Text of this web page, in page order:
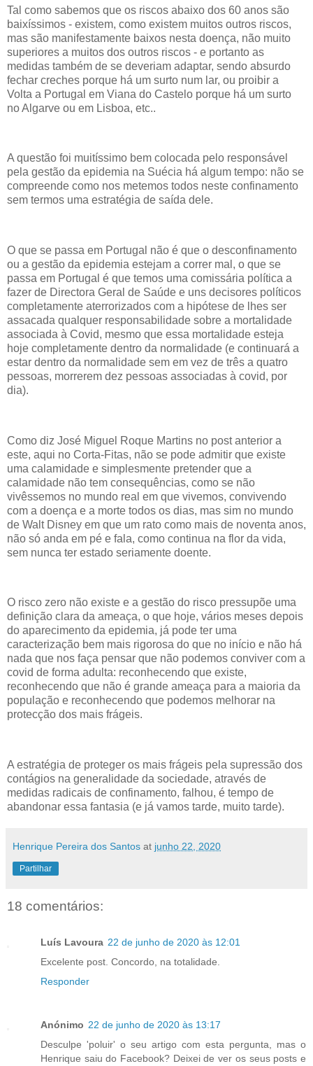
Tal como sabemos que os riscos abaixo dos 60 anos são
baixíssimos - existem, como existem muitos outros riscos,
mas são manifestamente baixos nesta doença, não muito
superiores a muitos dos outros riscos - e portanto as
medidas também de se deveriam adaptar, sendo absurdo
fechar creches porque há um surto num lar, ou proibir a
Volta a Portugal em Viana do Castelo porque há um surto
no Algarve ou em Lisboa, etc..
A questão foi muitíssimo bem colocada pelo responsável
pela gestão da epidemia na Suécia há algum tempo: não se
compreende como nos metemos todos neste confinamento
sem termos uma estratégia de saída dele.
O que se passa em Portugal não é que o desconfinamento
ou a gestão da epidemia estejam a correr mal, o que se
passa em Portugal é que temos uma comissária política a
fazer de Directora Geral de Saúde e uns decisores políticos
completamente aterrorizados com a hipótese de lhes ser
assacada qualquer responsabilidade sobre a mortalidade
associada à Covid, mesmo que essa mortalidade esteja
hoje completamente dentro da normalidade (e continuará a
estar dentro da normalidade sem em vez de três a quatro
pessoas, morrerem dez pessoas associadas à covid, por
dia).
Como diz José Miguel Roque Martins no post anterior a
este, aqui no Corta-Fitas, não se pode admitir que existe
uma calamidade e simplesmente pretender que a
calamidade não tem consequências, como se não
vivêssemos no mundo real em que vivemos, convivendo
com a doença e a morte todos os dias, mas sim no mundo
de Walt Disney em que um rato como mais de noventa anos,
não só anda em pé e fala, como continua na flor da vida,
sem nunca ter estado seriamente doente.
O risco zero não existe e a gestão do risco pressupõe uma
definição clara da ameaça, o que hoje, vários meses depois
do aparecimento da epidemia, já pode ter uma
caracterização bem mais rigorosa do que no início e não há
nada que nos faça pensar que não podemos conviver com a
covid de forma adulta: reconhecendo que existe,
reconhecendo que não é grande ameaça para a maioria da
população e reconhecendo que podemos melhorar na
protecção dos mais frágeis.
A estratégia de proteger os mais frágeis pela supressão dos
contágios na generalidade da sociedade, através de
medidas radicais de confinamento, falhou, é tempo de
abandonar essa fantasia (e já vamos tarde, muito tarde).
Henrique Pereira dos Santos at junho 22, 2020
Partilhar
18 comentários:
Luís Lavoura 22 de junho de 2020 às 12:01
Excelente post. Concordo, na totalidade.
Responder
Anónimo 22 de junho de 2020 às 13:17
Desculpe 'poluir' o seu artigo com esta pergunta, mas o
Henrique saiu do Facebook? Deixei de ver os seus posts e